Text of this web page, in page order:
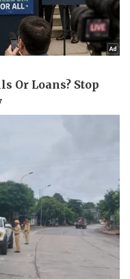
Giải trí
Nghệ sĩ
Thời trang
Sao Việt